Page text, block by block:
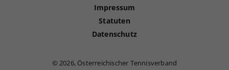
Impressum
Statuten
Datenschutz
©2026, Österreichischer Tennisverband